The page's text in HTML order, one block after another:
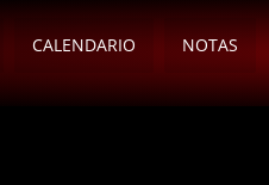
CALENDARIO NOTAS